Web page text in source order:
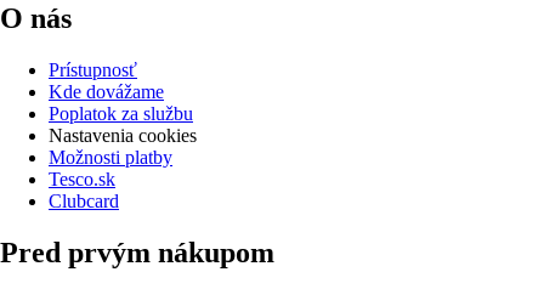
O nás
Prístupnosť
Kde dovážame
Poplatok za službu
Nastavenia cookies
Možnosti platby
Tesco.sk
Clubcard
Pred prvým nákupom